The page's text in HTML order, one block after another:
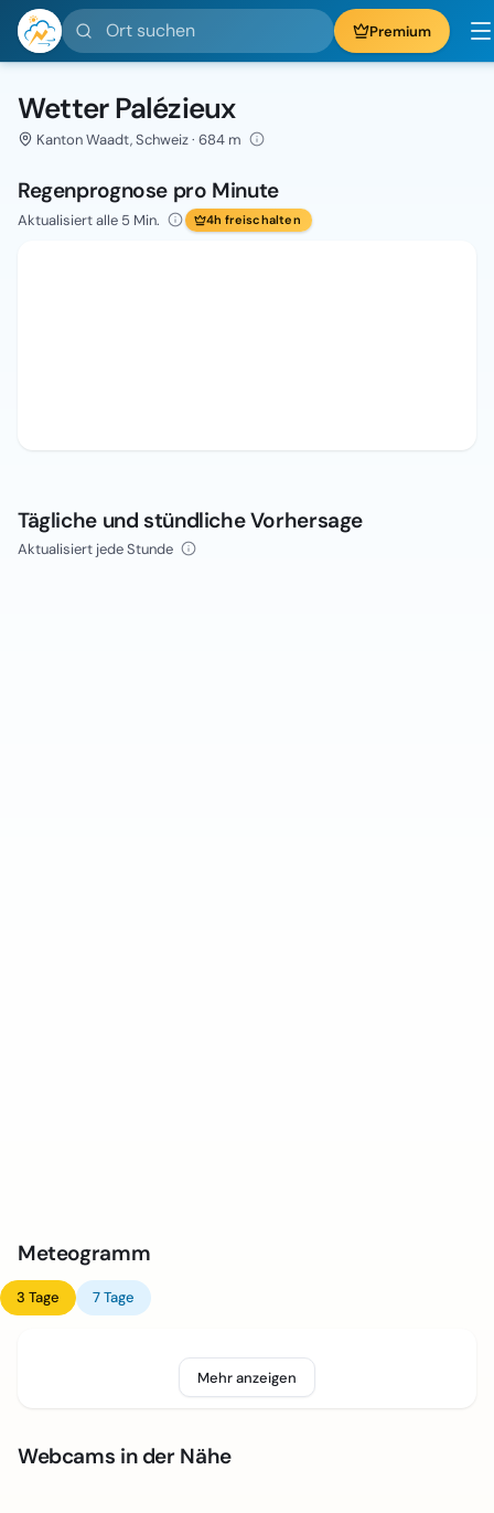
Ort suchen Premium
Wetter Palézieux
Kanton Waadt, Schweiz · 684 m
Regenprognose pro Minute
Aktualisiert alle 5 Min. 4h freischalten
Tägliche und stündliche Vorhersage
Aktualisiert jede Stunde
Meteogramm
3 Tage 7 Tage
Mehr anzeigen
Webcams in der Nähe